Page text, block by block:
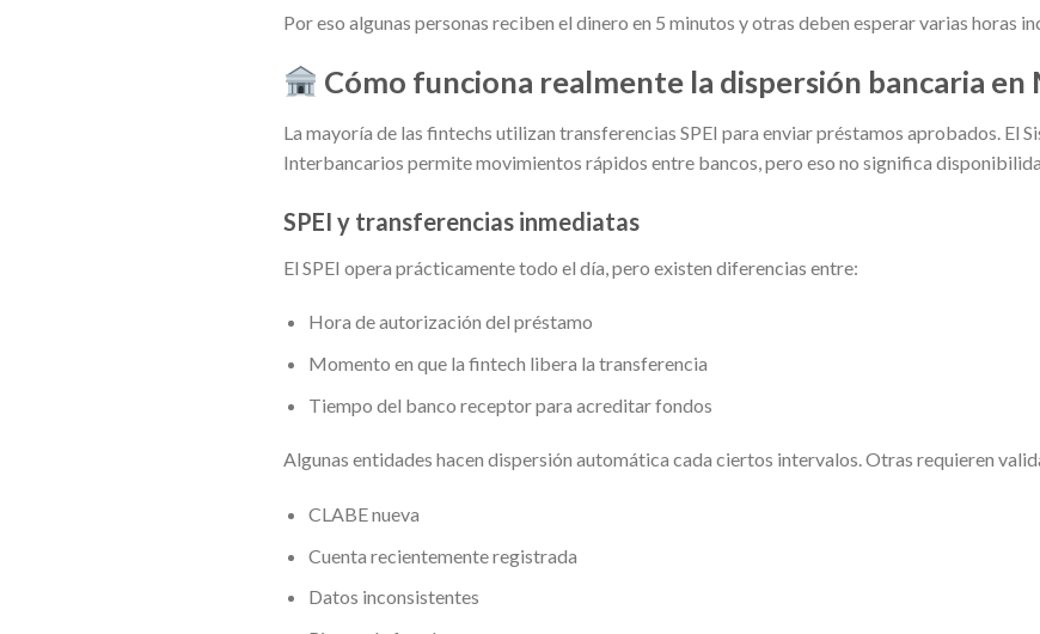
Por eso algunas personas reciben el dinero en 5 minutos y otras deben esperar varias horas
Cómo funciona realmente la dispersión bancaria en
La mayoría de las fintechs utilizan transferencias SPEI para enviar préstamos aprobados. El
Interbancarios permite movimientos rápidos entre bancos, pero eso no significa
SPEI y transferencias inmediatas
El SPEI opera prácticamente todo el día, pero existen diferencias entre:
Hora de autorización del préstamo
Momento en que la fintech libera la transferencia
Tiempo del banco receptor para acreditar fondos
Algunas entidades hacen dispersión automática cada ciertos intervalos. Otras requieren
CLABE nueva
Cuenta recientemente registrada
Datos inconsistentes